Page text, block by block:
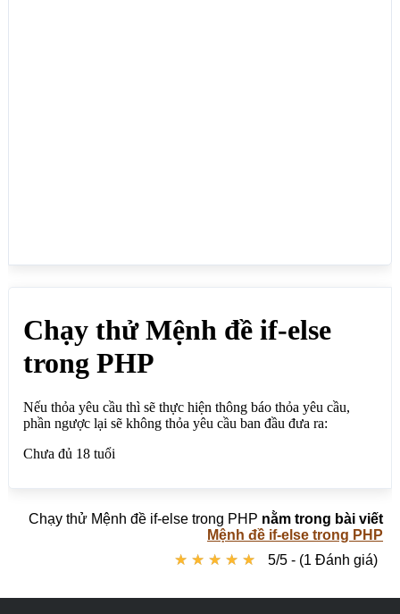
Chạy thử Mệnh đề if-else trong PHP nằm trong bài viết
Mệnh đề if-else trong PHP
★ ★ ★ ★ ★
★ ★ ★ ★ ★ 5/5 - (1 Đánh giá)